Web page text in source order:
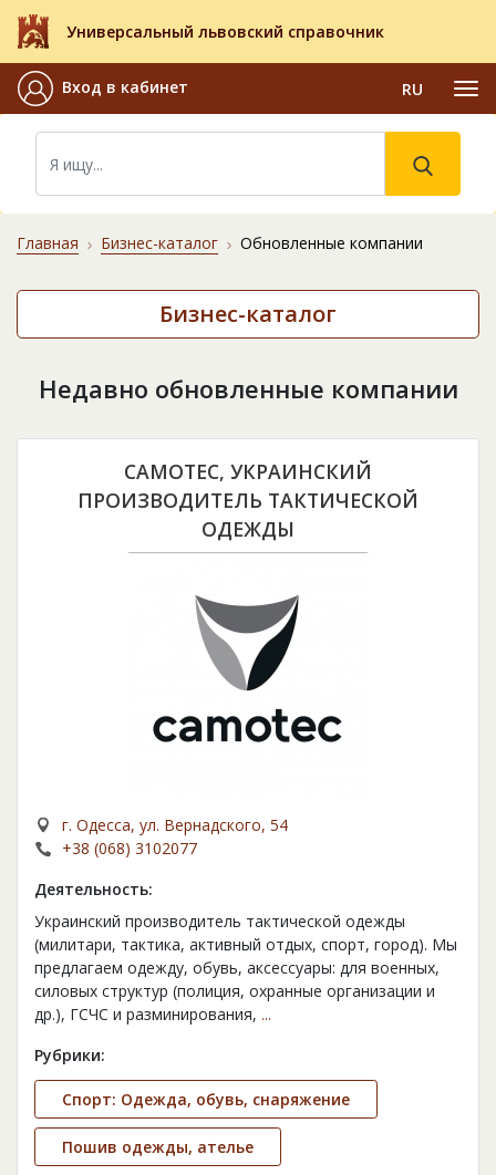
Универсальный львовский справочник
Вход в кабинет RU
Главная Бизнес-каталог Обновленные компании
Бизнес-каталог
Недавно обновленные компании
CAMOTEC, УКРАИНСКИЙ
ПРОИЗВОДИТЕЛЬ ТАКТИЧЕСКОЙ
ОДЕЖДЫ
г. Одесса, ул. Вернадского, 54
+38 (068) 3102077
Деятельность:
Украинский производитель тактической одежды
(милитари, тактика, активный отдых, спорт, город). Мы
предлагаем одежду, обувь, аксессуары: для военных,
силовых структур (полиция, охранные организации и
др.), ГСЧС и разминирования, ...
Рубрики:
Спорт: Одежда, обувь, снаряжение
Пошив одежды, ателье